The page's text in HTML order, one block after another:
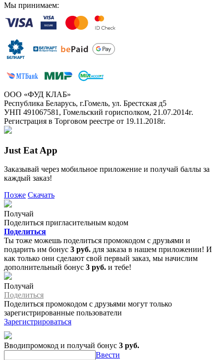
Мы принимаем:
ООО «ФУД КЛАБ»
Республика Беларусь, г.Гомель, ул. Брестская д5
УНП 491067581, Гомельский горисполком, 21.07.2014г.
Регистрация в Торговом реестре от 19.11.2018г.
Just Eat App
Заказывай через мобильное приложение и получай баллы за
каждый заказ!
Позже Скачать
Получай
Поделиться пригласительным кодом
Поделиться
Ты тоже можешь поделиться промокодом с друзьями и
подарить им бонус 3 руб. для заказа в нашем приложении! И
как только они сделают свой первый заказ, мы начислим
дополнительный бонус 3 руб. и тебе!
Получай
Поделиться
Поделиться промокодом с друзьями могут только
зарегистрированные пользователи
Зарегистрироваться
Вводипромокод и получай бонус 3 руб.
Ввести